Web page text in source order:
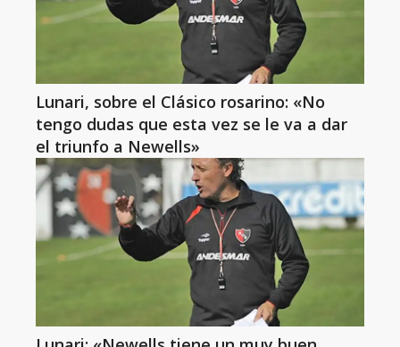
Lunari, sobre el Clásico rosarino: «No
tengo dudas que esta vez se le va a dar
el triunfo a Newells»